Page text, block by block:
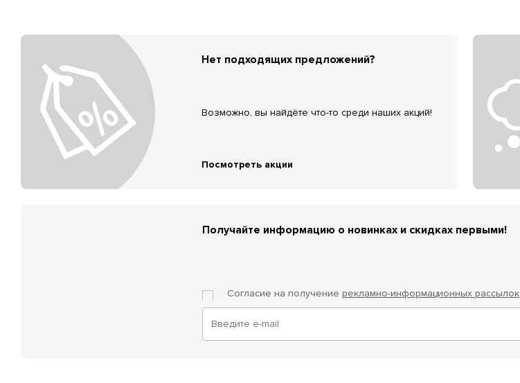
Нет подходящих предложений?
Возможно, вы найдёте что-то среди наших акций!
Посмотреть акции
Получайте информацию о новинках и скидках первыми!
Согласие на получение рекламно-информационных рассылок